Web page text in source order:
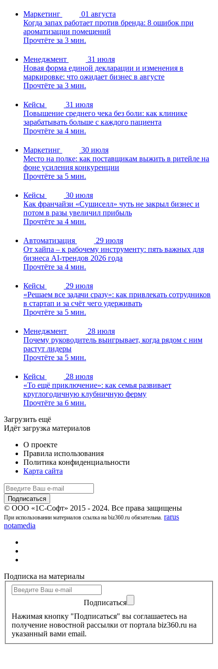
Маркетинг
01 августа
Когда запах работает против бренда: 8 ошибок при
ароматизации помещений
Прочтёте за 3 мин.
Менеджмент
31 июля
Новая форма единой декларации и изменения в
маркировке: что ожидает бизнес в августе
Прочтёте за 3 мин.
Кейсы
31 июля
Повышение среднего чека без боли: как клинике
зарабатывать больше с каждого пациента
Прочтёте за 4 мин.
Маркетинг
30 июля
Место на полке: как поставщикам выжить в ритейле на
фоне усиления конкуренции
Прочтёте за 5 мин.
Кейсы
30 июля
Как франчайзи «Сушиселл» чуть не закрыл бизнес и
потом в разы увеличил прибыль
Прочтёте за 4 мин.
Автоматизация
29 июля
От хайпа – к рабочему инструменту: пять важных для
бизнеса AI-трендов 2026 года
Прочтёте за 4 мин.
Кейсы
29 июля
«Решаем все задачи сразу»: как привлекать сотрудников
в стартап и за счёт чего удерживать
Прочтёте за 5 мин.
Менеджмент
28 июля
Почему руководитель выигрывает, когда рядом с ним
растут лидеры
Прочтёте за 5 мин.
Кейсы
28 июля
«То ещё приключение»: как семья развивает
круглогодичную клубничную ферму
Прочтёте за 6 мин.
Загрузить ещё
Идёт загрузка материалов
О проекте
Правила использования
Политика конфиденциальности
Карта сайта
© ООО «1С-Софт» 2015 - 2024. Все права защищены
При использовании материалов ссылка на biz360.ru обязательна. rarus
notamedia
Подписка на материалы
Подписаться
Нажимая кнопку "Подписаться" вы соглашаетесь на
получение новостной рассылки от портала biz360.ru на
указанный вами email.